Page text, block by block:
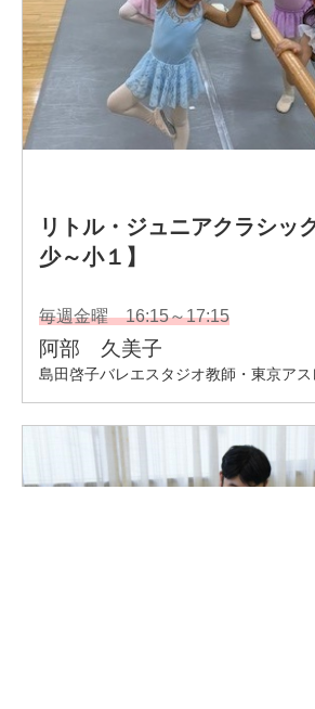
・「ツキトオカト」
・超次元ミュージカル「ネプティーヌ
・魔法歌劇「アルマギア」～
・ダンスボーカルグループ「DAiZzy
他多数